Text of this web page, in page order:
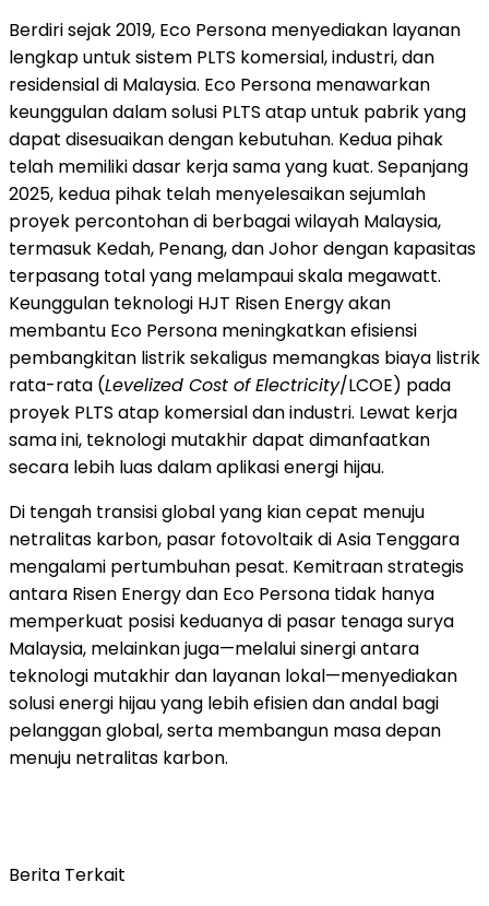
Berdiri sejak 2019, Eco Persona menyediakan layanan
lengkap untuk sistem PLTS komersial, industri, dan
residensial di Malaysia. Eco Persona menawarkan
keunggulan dalam solusi PLTS atap untuk pabrik yang
dapat disesuaikan dengan kebutuhan. Kedua pihak
telah memiliki dasar kerja sama yang kuat. Sepanjang
2025, kedua pihak telah menyelesaikan sejumlah
proyek percontohan di berbagai wilayah Malaysia,
termasuk Kedah, Penang, dan Johor dengan kapasitas
terpasang total yang melampaui skala megawatt.
Keunggulan teknologi HJT Risen Energy akan
membantu Eco Persona meningkatkan efisiensi
pembangkitan listrik sekaligus memangkas biaya listrik
rata-rata (Levelized Cost of Electricity/LCOE) pada
proyek PLTS atap komersial dan industri. Lewat kerja
sama ini, teknologi mutakhir dapat dimanfaatkan
secara lebih luas dalam aplikasi energi hijau.
Di tengah transisi global yang kian cepat menuju
netralitas karbon, pasar fotovoltaik di Asia Tenggara
mengalami pertumbuhan pesat. Kemitraan strategis
antara Risen Energy dan Eco Persona tidak hanya
memperkuat posisi keduanya di pasar tenaga surya
Malaysia, melainkan juga—melalui sinergi antara
teknologi mutakhir dan layanan lokal—menyediakan
solusi energi hijau yang lebih efisien dan andal bagi
pelanggan global, serta membangun masa depan
menuju netralitas karbon.
Berita Terkait